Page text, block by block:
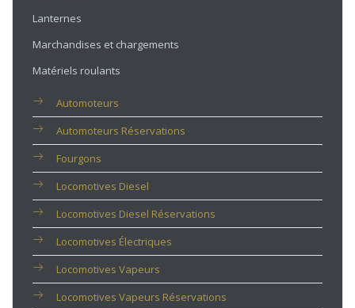
Lanternes
Marchandises et chargements
Matériels roulants
Automoteurs
Automoteurs Réservations
Fourgons
Locomotives Diesel
Locomotives Diesel Réservations
Locomotives Électriques
Locomotives Vapeurs
Locomotives Vapeurs Réservations